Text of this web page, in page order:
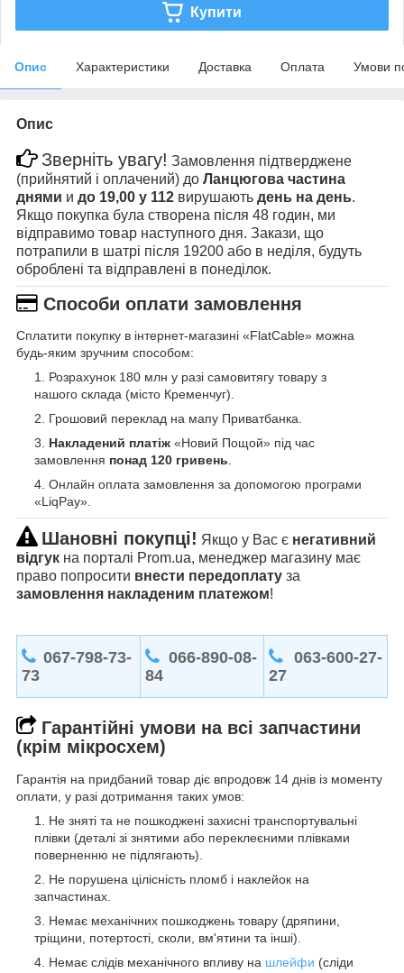
Купити
Опис Характеристики Доставка Оплата Умови
Опис
Зверніть увагу! Замовлення підтверджене
(прийнятий і оплачений) до Ланцюгова частина
днями и до 19,00 у 112 вирушають день на день.
Якщо покупка була створена після 48 годин, ми
відправимо товар наступного дня. Закази, що
потрапили в шатрі після 19200 або в неділя, будуть
оброблені та відправлені в понеділок.
Способи оплати замовлення
Сплатити покупку в інтернет-магазині «FlatCable» можна
будь-яким зручним способом:
Розрахунок 180 млн у разі самовитягу товару з
нашого склада (місто Кременчуг).
Грошовий переклад на мапу Приватбанка.
Накладений платіж «Новий Пощой» під час
замовлення понад 120 гривень.
Онлайн оплата замовлення за допомогою програми
«LiqPay».
Шановні покупці! Якщо у Вас є негативний
відгук на порталі Prom.ua, менеджер магазину має
право попросити внести передоплату за
замовлення накладеним платежом!
067-798-73-
73
066-890-08-
84
063-600-27-
27
Гарантійні умови на всі запчастини
(крім мікросхем)
Гарантія на придбаний товар діє впродовж 14 днів із моменту
оплати, у разі дотримання таких умов:
Не зняті та не пошкоджені захисні транспортувальні
плівки (деталі зі знятими або переклеєними плівками
поверненню не підлягають).
Не порушена цілісність пломб і наклейок на
запчастинах.
Немає механічних пошкоджень товару (дряпини,
тріщини, потертості, сколи, вм'ятини та інші).
Немає слідів механічного впливу на шлейфи (сліди